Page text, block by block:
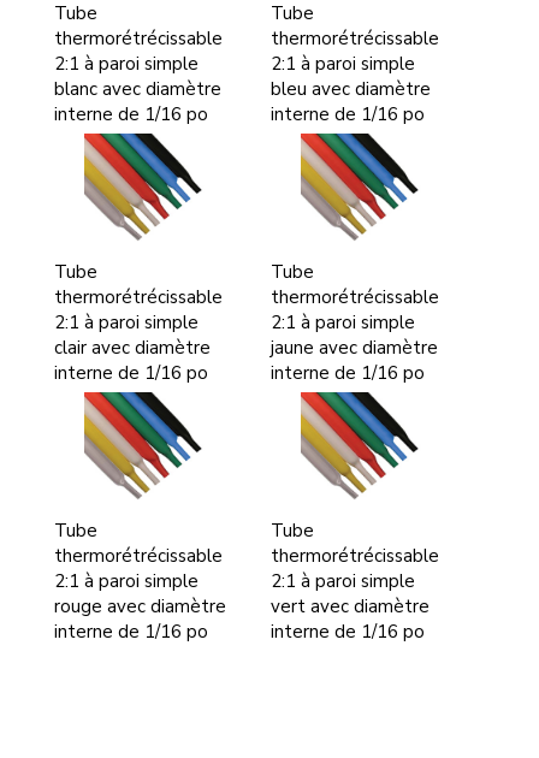
Tube
thermorétrécissable
2:1 à paroi simple
blanc avec diamètre
interne de 1/16 po
Tube
thermorétrécissable
2:1 à paroi simple
bleu avec diamètre
interne de 1/16 po
Tube
thermorétrécissable
2:1 à paroi simple
clair avec diamètre
interne de 1/16 po
Tube
thermorétrécissable
2:1 à paroi simple
jaune avec diamètre
interne de 1/16 po
Tube
thermorétrécissable
2:1 à paroi simple
rouge avec diamètre
interne de 1/16 po
Tube
thermorétrécissable
2:1 à paroi simple
vert avec diamètre
interne de 1/16 po